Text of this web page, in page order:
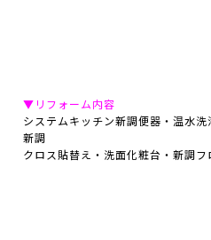
▼リフォーム内容
システムキッチン新調便器・温水
新調
クロス貼替え・洗面化粧台・新調フ